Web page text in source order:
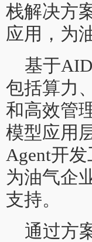
栈解决方
应用，为
基于
包括算力
和高效管
模型应用
Agent开
为油气企
支持。
通过方